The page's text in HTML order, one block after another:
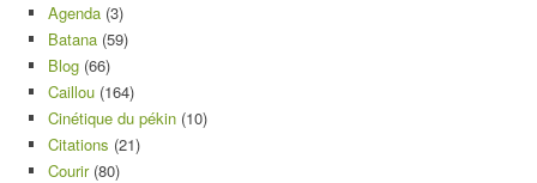
Agenda (3)
Batana (59)
Blog (66)
Caillou (164)
Cinétique du pékin (10)
Citations (21)
Courir(80)